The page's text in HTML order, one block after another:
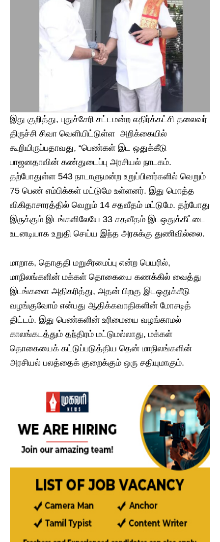
இது குறித்து, புதுச்சேரி சட்டமன்ற எதிர்க்கட்சி தலைவர்
திருச்சி சிவா வெளியிட்டுள்ள அறிக்கையில்
கூறியிருப்பதாவது, “பெண்கள் இட ஒதுக்கீடு
பாஜனதாவின் கண்துடைப்பு அரசியல் நாடகம்.
தற்போதுள்ள 543 நாடாளுமன்ற உறுப்பினர்களில் வெறும்
75 பெண் எம்பிக்கள் மட்டுமே உள்ளனர். இது மொத்த
விகிதாசாரத்தில் வெறும் 14 சதவீதம் மட்டுமே. தற்போது
இருக்கும் இடங்களிலேயே 33 சதவீதம் இடஒதுக்கீட்டை
உடனடியாக உறுதி செய்ய இந்த அரசுக்கு துணிவில்லை.
மாறாக, தொகுதி மறுசீரமைப்பு என்ற பெயரில்,
மாநிலங்களின் மக்கள் தொகையை கணக்கில் வைத்து
இடங்களை அதிகரித்து, அதன் பிறகு இடஒதுக்கீடு
வழங்குவோம் என்பது ஆதிக்கவாதிகளின் மோசடித்
திட்டம். இது பெண்களின் உரிமையை வழங்காமல்
காலங்கடத்தும் தந்திரம் மட்டுமல்லாது, மக்கள்
தொகையைக் கட்டுப்படுத்திய தென் மாநிலங்களின்
அரசியல் பலத்தைக் குறைக்கும் ஒரு சதியுமாகும்.